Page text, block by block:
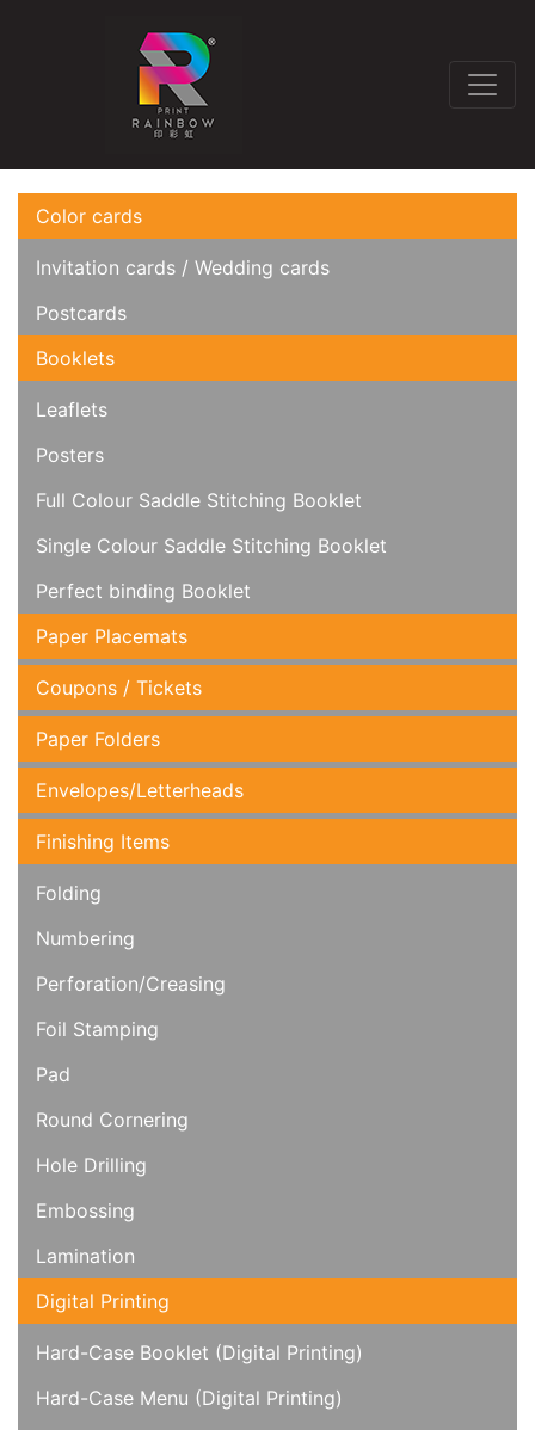
Color cards
Invitation cards / Wedding cards
Postcards
Booklets
Leaflets
Posters
Full Colour Saddle Stitching Booklet
Single Colour Saddle Stitching Booklet
Perfect binding Booklet
Paper Placemats
Coupons / Tickets
Paper Folders
Envelopes/Letterheads
Finishing Items
Folding
Numbering
Perforation/Creasing
Foil Stamping
Pad
Round Cornering
Hole Drilling
Embossing
Lamination
Digital Printing
Hard-Case Booklet (Digital Printing)
Hard-Case Menu (Digital Printing)